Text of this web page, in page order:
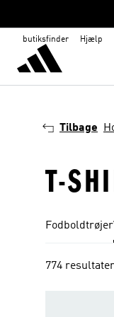
butiksfinder Hjælp
Tilbage
T-
Fodboldtrøjer
774 resultater